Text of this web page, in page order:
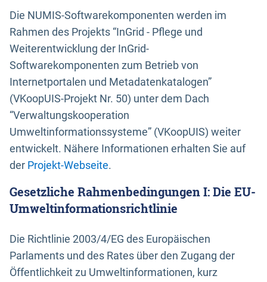
Die NUMIS-Softwarekomponenten werden im
Rahmen des Projekts “InGrid - Pflege und
Weiterentwicklung der InGrid-
Softwarekomponenten zum Betrieb von
Internetportalen und Metadatenkatalogen”
(VKoopUIS-Projekt Nr. 50) unter dem Dach
“Verwaltungskooperation
Umweltinformationssysteme” (VKoopUIS) weiter
entwickelt. Nähere Informationen erhalten Sie auf
der Projekt-Webseite.
Gesetzliche Rahmenbedingungen I: Die EU-
Umweltinformationsrichtlinie
Die Richtlinie 2003/4/EG des Europäischen
Parlaments und des Rates über den Zugang der
Öffentlichkeit zu Umweltinformationen, kurz